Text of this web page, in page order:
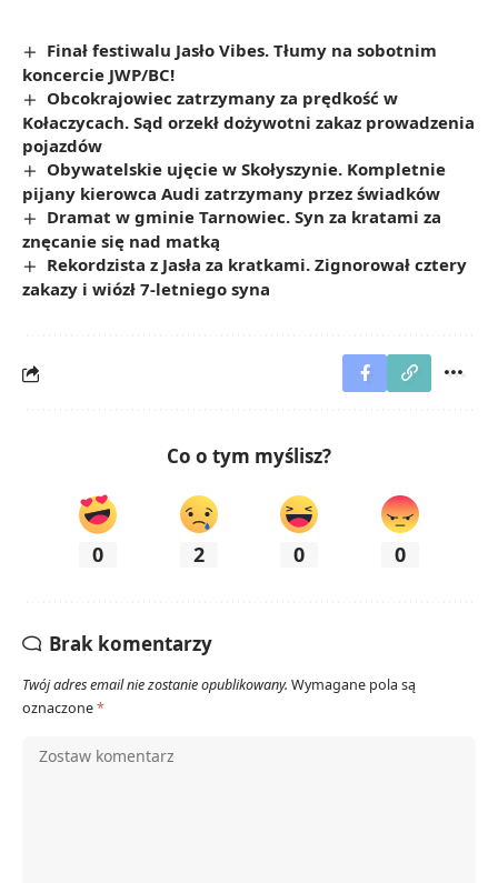
Finał festiwalu Jasło Vibes. Tłumy na sobotnim
koncercie JWP/BC!
Obcokrajowiec zatrzymany za prędkość w
Kołaczycach. Sąd orzekł dożywotni zakaz prowadzenia
pojazdów
Obywatelskie ujęcie w Skołyszynie. Kompletnie
pijany kierowca Audi zatrzymany przez świadków
Dramat w gminie Tarnowiec. Syn za kratami za
znęcanie się nad matką
Rekordzista z Jasła za kratkami. Zignorował cztery
zakazy i wiózł 7-letniego syna
Co o tym myślisz?
0 2 0 0
Brak komentarzy
Twój adres email nie zostanie opublikowany. Wymagane pola są
oznaczone*